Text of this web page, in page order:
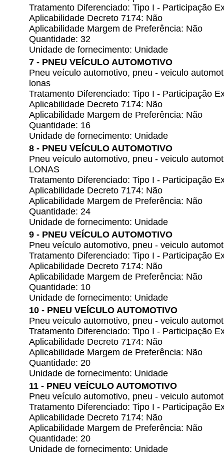
Tratamento Diferenciado: Tipo I - Participação
Aplicabilidade Decreto 7174: Não
Aplicabilidade Margem de Preferência: Não
Quantidade: 32
Unidade de fornecimento: Unidade
7 - PNEU VEÍCULO AUTOMOTIVO
Pneu veículo automotivo, pneu - veiculo
lonas
Tratamento Diferenciado: Tipo I - Participação
Aplicabilidade Decreto 7174: Não
Aplicabilidade Margem de Preferência: Não
Quantidade: 16
Unidade de fornecimento: Unidade
8 - PNEU VEÍCULO AUTOMOTIVO
Pneu veículo automotivo, pneu - veiculo
LONAS
Tratamento Diferenciado: Tipo I - Participação
Aplicabilidade Decreto 7174: Não
Aplicabilidade Margem de Preferência: Não
Quantidade: 24
Unidade de fornecimento: Unidade
9 - PNEU VEÍCULO AUTOMOTIVO
Pneu veículo automotivo, pneu - veiculo
Tratamento Diferenciado: Tipo I - Participação
Aplicabilidade Decreto 7174: Não
Aplicabilidade Margem de Preferência: Não
Quantidade: 10
Unidade de fornecimento: Unidade
10 - PNEU VEÍCULO AUTOMOTIVO
Pneu veículo automotivo, pneu - veiculo
Tratamento Diferenciado: Tipo I - Participação
Aplicabilidade Decreto 7174: Não
Aplicabilidade Margem de Preferência: Não
Quantidade: 20
Unidade de fornecimento: Unidade
11 - PNEU VEÍCULO AUTOMOTIVO
Pneu veículo automotivo, pneu - veiculo
Tratamento Diferenciado: Tipo I - Participação
Aplicabilidade Decreto 7174: Não
Aplicabilidade Margem de Preferência: Não
Quantidade: 20
Unidade de fornecimento: Unidade